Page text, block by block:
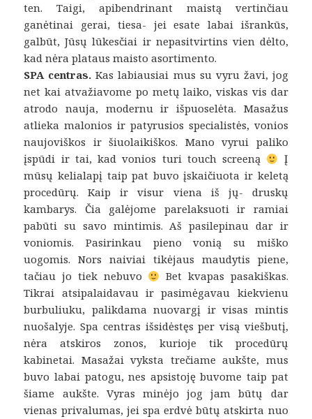
ten. Taigi, apibendrinant maistą vertinčiau
ganėtinai gerai, tiesa- jei esate labai išrankūs,
galbūt, Jūsų lūkesčiai ir nepasitvirtins vien dėlto,
kad nėra plataus maisto asortimento.
SPA centras.Kas labiausiai mus su vyru žavi, jog
net kai atvažiavome po metų laiko, viskas vis dar
atrodo nauja, modernu ir išpuoselėta. Masažus
atlieka malonios ir patyrusios specialistės, vonios
naujoviškos ir šiuolaikiškos. Mano vyrui paliko
įspūdi ir tai, kad vonios turi touch screeną
Į
mūsų kelialapį taip pat buvo įskaičiuota ir keletą
procedūrų. Kaip ir visur viena iš jų- druskų
kambarys. Čia galėjome parelaksuoti ir ramiai
pabūti su savo mintimis. Aš pasilepinau dar ir
voniomis. Pasirinkau pieno vonią su miško
uogomis. Nors naiviai tikėjaus maudytis piene,
tačiau jo tiek nebuvo
Bet kvapas pasakiškas.
Tikrai atsipalaidavau ir pasimėgavau kiekvienu
burbuliuku, palikdama nuovargį ir visas mintis
nuošalyje. Spa centras išsidėstęs per visą viešbutį,
nėra atskiros zonos, kurioje tik procedūrų
kabinetai. Masažai vyksta trečiame aukšte, mus
buvo labai patogu, nes apsistoję buvome taip pat
šiame aukšte. Vyras minėjo jog jam būtų dar
vienas privalumas, jei spa erdvė būtų atskirta nuo